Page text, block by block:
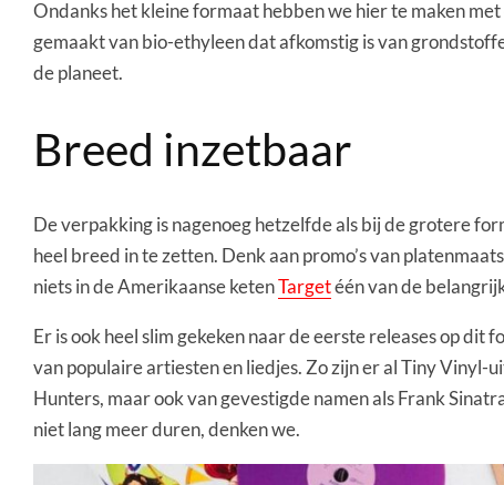
Ondanks het kleine formaat hebben we hier te maken
gemaakt van bio-ethyleen dat afkomstig is van
de planeet.
Breed inzetbaar
De verpakking is nagenoeg hetzelfde als bij de grotere
heel breed in te zetten. Denk aan promo’s van
niets in de Amerikaanse ketenTargetéén van de
Er is ook heel slim gekeken naar de eerste releases op dit
van populaire artiesten en liedjes. Zo zijn er al Tiny Vinyl-
Hunters, maar ook van gevestigde namen als Frank
niet lang meer duren, denken we.